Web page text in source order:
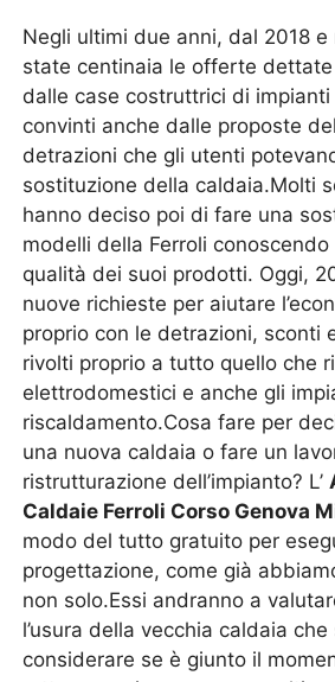
Negli ultimi due anni, dal 2018 e
state centinaia le offerte
dalle case costruttrici di
convinti anche dalle proposte
detrazioni che gli utenti
sostituzione della caldaia.Molti
hanno deciso poi di fare una
modelli della Ferroli
qualità dei suoi prodotti. Oggi,
nuove richieste per aiutare
proprio con le detrazioni, sconti
rivolti proprio a tutto quello che
elettrodomestici e anche gli
riscaldamento.Cosa fare per
una nuova caldaia o fare un
ristrutturazione dell’impianto? L’
Caldaie Ferroli Corso Genova
modo del tutto gratuito per
progettazione, come già
non solo.Essi andranno a
l’usura della vecchia caldaia
considerare se è giunto il